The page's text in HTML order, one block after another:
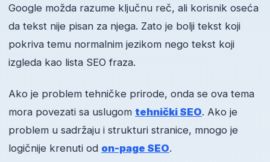
Google možda razume ključnu reč, ali korisnik oseća
da tekst nije pisan za njega. Zato je bolji tekst koji
pokriva temu normalnim jezikom nego tekst koji
izgleda kao lista SEO fraza.
Ako je problem tehničke prirode, onda se ova tema
mora povezati sa uslugom tehnički SEO. Ako je
problem u sadržaju i strukturi stranice, mnogo je
logičnije krenuti od on-page SEO.